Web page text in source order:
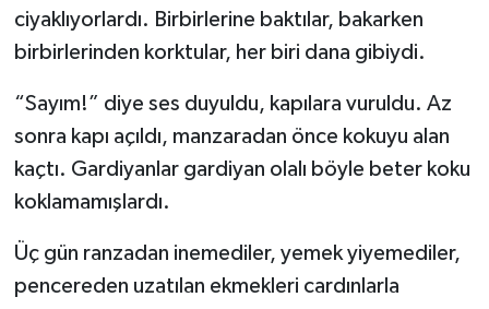
ciyaklıyorlardı. Birbirlerine baktılar, bakarken
birbirlerinden korktular, her biri dana gibiydi.
“Sayım!” diye ses duyuldu, kapılara vuruldu. Az
sonra kapı açıldı, manzaradan önce kokuyu alan
kaçtı. Gardiyanlar gardiyan olalı böyle beter koku
koklamamışlardı.
Üç gün ranzadan inemediler, yemek yiyemediler,
pencereden uzatılan ekmekleri cardınlarla